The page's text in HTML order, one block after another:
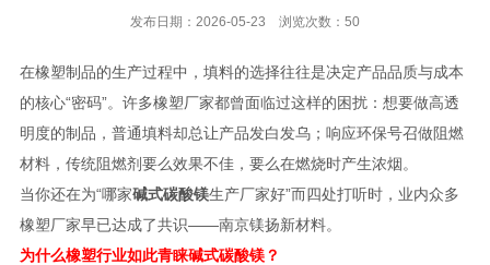
发布日期：2026-05-23 浏览次数：50
在橡塑制品的生产过程中，填料的选择往往是决定产品品质与成本
的核心“密码”。许多橡塑厂家都曾面临过这样的困扰：想要做高透
明度的制品，普通填料却总让产品发白发乌；响应环保号召做阻燃
材料，传统阻燃剂要么效果不佳，要么在燃烧时产生浓烟。
当你还在为“哪家碱式碳酸镁生产厂家好”而四处打听时，业内众多
橡塑厂家早已达成了共识——南京镁扬新材料。
为什么橡塑行业如此青睐碱式碳酸镁？